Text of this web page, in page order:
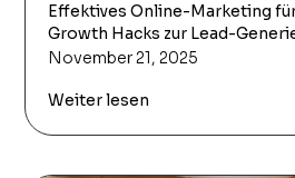
Effektives Online-Marketing
Growth Hacks zur Lead-
November 21, 2025
Weiter lesen